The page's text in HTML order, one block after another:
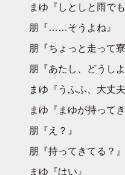
まゆ『しとしと雨で
朋『……そうよね』
朋『ちょっと走って
朋『あたし、どうしよ
まゆ『うふふ、大丈夫
まゆ『まゆが持って
朋『え？』
朋『持ってきてる？』
まゆ『はい』